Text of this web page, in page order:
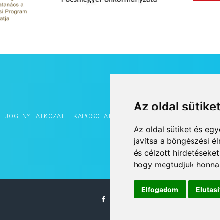
Az oldal
Az oldal sütiket és
javítsa a böngészési
és célzott
hogy megtudjuk
Elfogadom
JOGI NYILATKOZAT KAPCSOLAT